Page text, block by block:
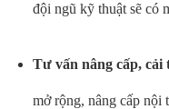
đội ngũ kỹ thuật sẽ có
Tư vấn nâng cấp, cải
mở rộng, nâng cấp nội